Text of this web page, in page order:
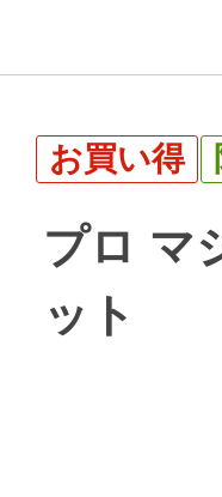
お買い得
プロ マ
ット